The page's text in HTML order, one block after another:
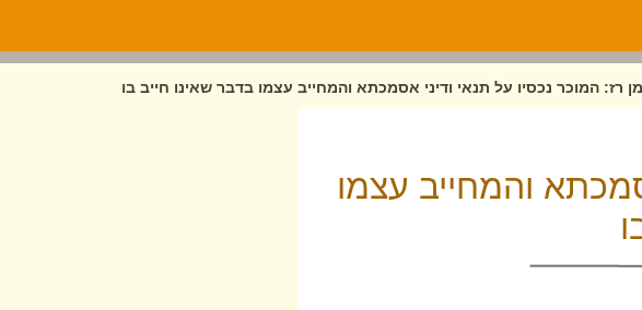
רז: המוכר נכסיו על תנאי ודיני אסמכתא והמחייב עצמו בדבר שאינו חייב בו
והמחייב עצמו